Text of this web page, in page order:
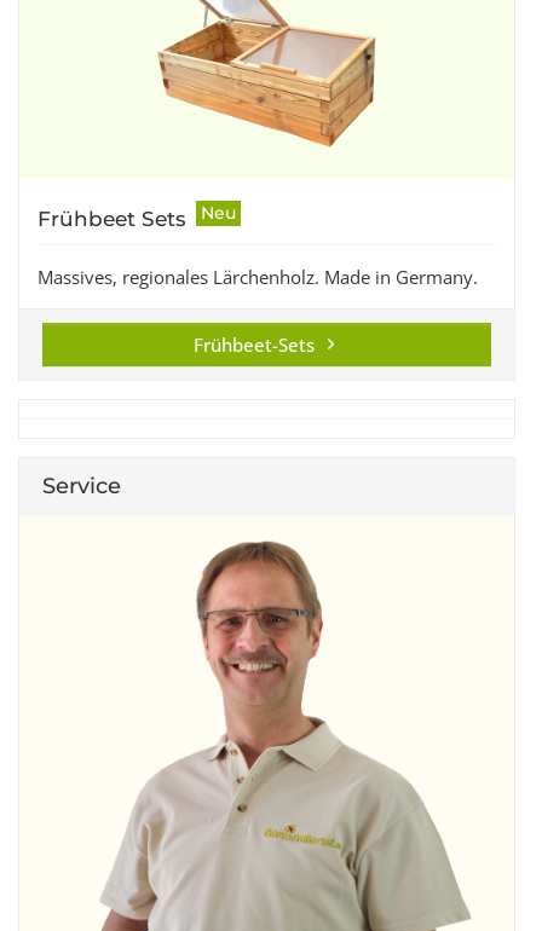
Frühbeet Sets Neu
Massives, regionales Lärchenholz. Made in Germany.
Frühbeet-Sets
Service